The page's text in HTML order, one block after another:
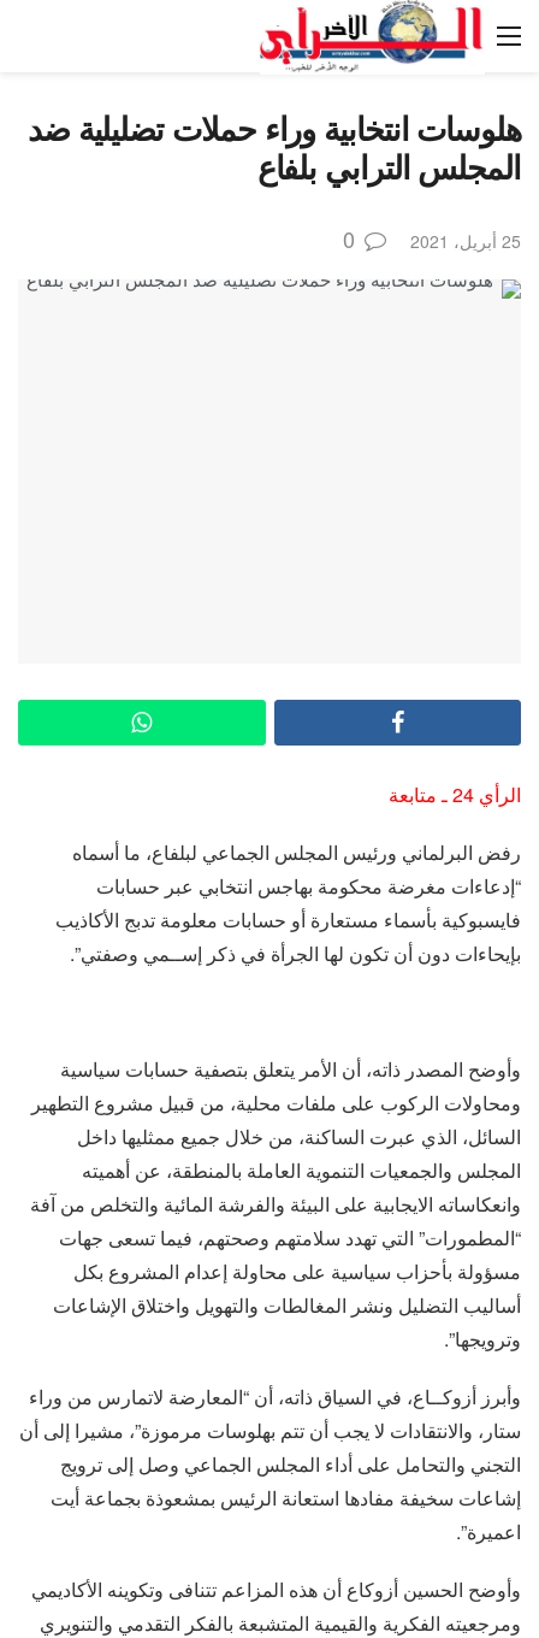
هلوسات انتخابية وراء حملات تضليلية ضد
المجلس الترابي بلفاع
25 أبريل، 2021 0
الرأي 24 ـ متابعة
رفض البرلماني ورئيس المجلس الجماعي لبلفاع، ما أسماه
“إدعاءات مغرضة محكومة بهاجس انتخابي عبر حسابات
فايسبوكية بأسماء مستعارة أو حسابات معلومة تدبج الأكاذيب
بإيحاءات دون أن تكون لها الجرأة في ذكر إســمي وصفتي”.
وأوضح المصدر ذاته، أن الأمر يتعلق بتصفية حسابات سياسية
ومحاولات الركوب على ملفات محلية، من قبيل مشروع التطهير
السائل، الذي عبرت الساكنة، من خلال جميع ممثليها داخل
المجلس والجمعيات التنموية العاملة بالمنطقة، عن أهميته
وانعكاساته الايجابية على البيئة والفرشة المائية والتخلص من آفة
“المطمورات” التي تهدد سلامتهم وصحتهم، فيما تسعى جهات
مسؤولة بأحزاب سياسية على محاولة إعدام المشروع بكل
أساليب التضليل ونشر المغالطات والتهويل واختلاق الإشاعات
وترويجها”.
وأبرز أزوكــاع، في السياق ذاته، أن “المعارضة لاتمارس من وراء
ستار، والانتقادات لا يجب أن تتم بهلوسات مرموزة”، مشيرا إلى أن
التجني والتحامل على أداء المجلس الجماعي وصل إلى ترويج
إشاعات سخيفة مفادها استعانة الرئيس بمشعوذة بجماعة أيت
اعميرة”.
وأوضح الحسين أزوكاع أن هذه المزاعم تتنافى وتكوينه الأكاديمي
ومرجعيته الفكرية والقيمية المتشبعة بالفكر التقدمي والتنويري